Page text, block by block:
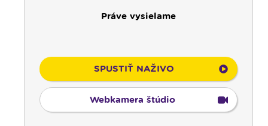
Práve vysielame
SPUSTIŤ NAŽIVO
Webkamera štúdio
01:00
Rodina - repríza
01:30
Gospelparáda - repríza
03:00 Svetlo nádeje - repríza
03:30
Pod vankúš